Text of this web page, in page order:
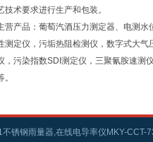
技术要求进行生产和包装。
营产品：葡萄汽酒压力测定器、电测
测定仪，污垢热阻检测仪，数字式大
，污染指数SDI测定仪，三聚氰胺速测
。
锈钢雨量器,在线电导率仪MKY-CCT-